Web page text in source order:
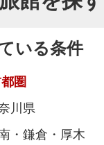
いる条件
圏
川県
・鎌倉・厚木